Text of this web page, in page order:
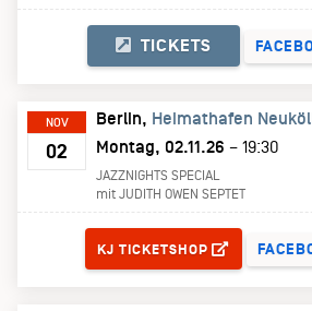
TICKETS
NOV
02
Berlin
Heimathafen
Montag, 02.11.26 – 19:30
JAZZNIGHTS SPECIAL
mit JUDITH OWEN SEPTET
KJ TICKETSHOP